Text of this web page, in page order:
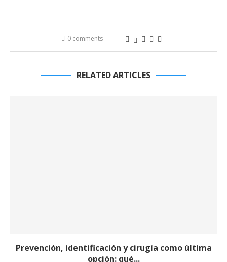
0 comments
RELATED ARTICLES
Prevención, identificación y cirugía como última
opción: qué...